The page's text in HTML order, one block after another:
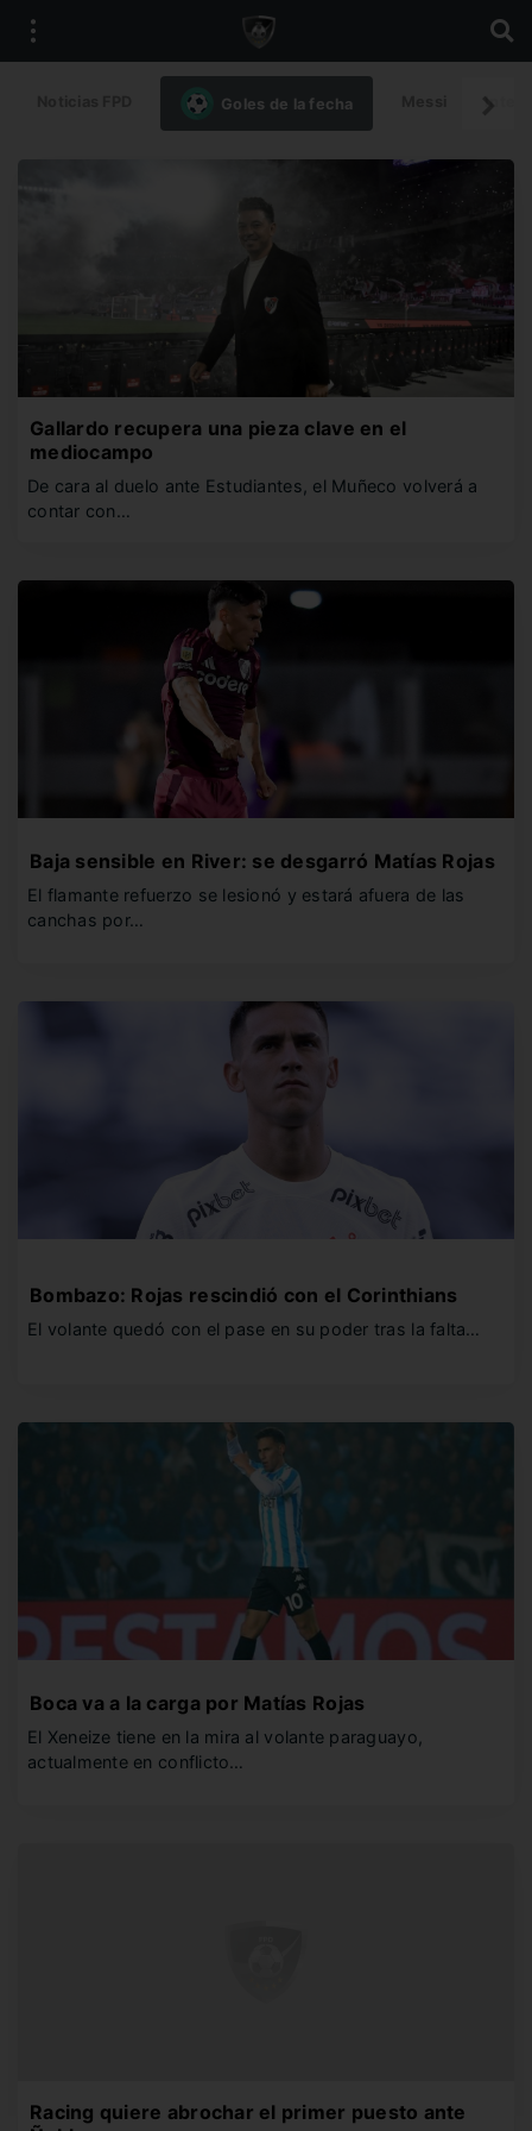
Goles de la fecha
Gallardo recupera una pieza clave en el
mediocampo
De cara al duelo ante Estudiantes, el Muñeco volverá a
contar con…
Baja sensible en River: se desgarró Matías Rojas
El flamante refuerzo se lesionó y estará afuera de las
canchas por…
Bombazo: Rojas rescindió con el Corinthians
El volante quedó con el pase en su poder tras la falta…
Boca va a la carga por Matías Rojas
El Xeneize tiene en la mira al volante paraguayo,
actualmente en conflicto…
Racing quiere abrochar el primer puesto ante